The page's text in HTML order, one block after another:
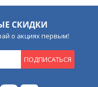
СКИДКИ
о акциях первым!
ПОДПИСАТЬСЯ